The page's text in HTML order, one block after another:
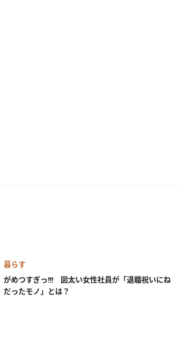
暮らす
がめつすぎっ!!! 図太い女性社員が「退職祝いにね
だったモノ」とは？